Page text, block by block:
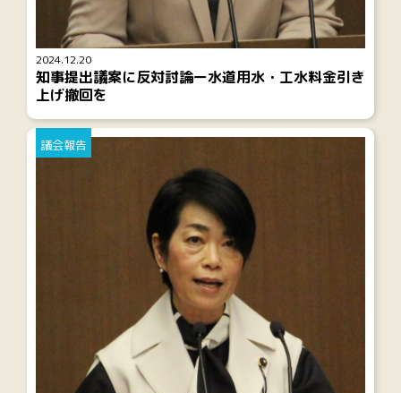
2024.12.20
知事提出議案に反対討論ー水道用水・工水料金引き
上げ撤回を
議会報告